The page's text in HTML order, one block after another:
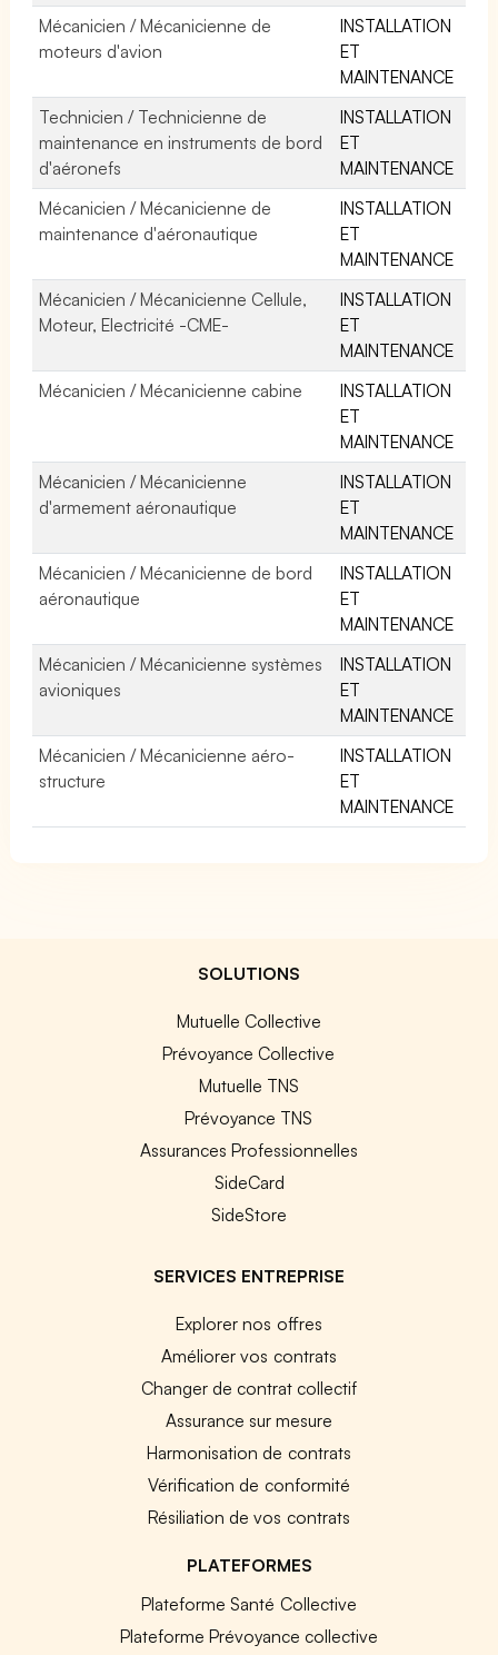
Mécanicien / Mécanicienne de
moteurs d'avion
INSTALLATION
ET
MAINTENANCE
Technicien / Technicienne de
maintenance en instruments de bord
d'aéronefs
INSTALLATION
ET
MAINTENANCE
Mécanicien / Mécanicienne de
maintenance d'aéronautique
INSTALLATION
ET
MAINTENANCE
Mécanicien / Mécanicienne Cellule,
Moteur, Electricité -CME-
INSTALLATION
ET
MAINTENANCE
Mécanicien / Mécanicienne cabine
INSTALLATION
ET
MAINTENANCE
Mécanicien / Mécanicienne
d'armement aéronautique
INSTALLATION
ET
MAINTENANCE
Mécanicien / Mécanicienne de bord
aéronautique
INSTALLATION
ET
MAINTENANCE
Mécanicien / Mécanicienne systèmes
avioniques
INSTALLATION
ET
MAINTENANCE
Mécanicien / Mécanicienne aéro-
structure
INSTALLATION
ET
MAINTENANCE
SOLUTIONS
Mutuelle Collective
Prévoyance Collective
Mutuelle TNS
Prévoyance TNS
Assurances Professionnelles
SideCard
SideStore
SERVICES ENTREPRISE
Explorer nos offres
Améliorer vos contrats
Changer de contrat collectif
Assurance sur mesure
Harmonisation de contrats
Vérification de conformité
Résiliation de vos contrats
PLATEFORMES
Plateforme Santé Collective
Plateforme Prévoyance collective